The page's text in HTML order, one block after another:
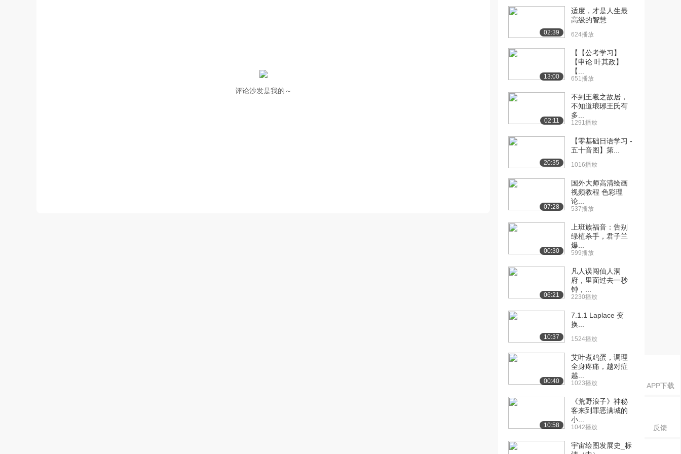
APP下载
反馈
评论沙发是我的～
[10] 08 人类的起源和进化
（5）（下）
1.0万播放
11:45
[11] 09 人类的起源和进化
12:10
[12] 09 人类的起源和进化
12:15
[13] 10 古埃及文明（1）
11:10
[14] 10 古埃及文明（1）
（下）
11:14
（上）
（下）
[17] 12 古埃及文明（3）
（上）
8474播放
[18] 12 古埃及文明（3）
（下）
8753播放
[19] 13 古埃及文明（4）
8733播放
[20] 13 古埃及文明（4）
7350播放
02:39
适度，才是人生最
高级的智慧
624播放
13:00
【【公考学习】
【申论 叶其政】
【...
651播放
02:11
不到王羲之故居，
不知道琅琊王氏有
多...
1291播放
20:35
【零基础日语学习 -
五十音图】第...
1016播放
07:28
国外大师高清绘画
视频教程 色彩理
论...
537播放
00:30
上班族福音：告别
绿植杀手，君子兰
爆...
599播放
06:21
凡人误闯仙人洞
府，里面过去一秒
钟，...
2230播放
10:37
7.1.1 Laplace 变
换...
1524播放
00:40
艾叶煮鸡蛋，调理
全身疼痛，越对症
越...
1023播放
10:58
《荒野浪子》神秘
客来到罪恶满城的
小...
1042播放
宇宙绘图发展史_标